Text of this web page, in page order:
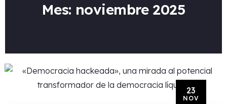
Mes: noviembre 2025
23
NOV